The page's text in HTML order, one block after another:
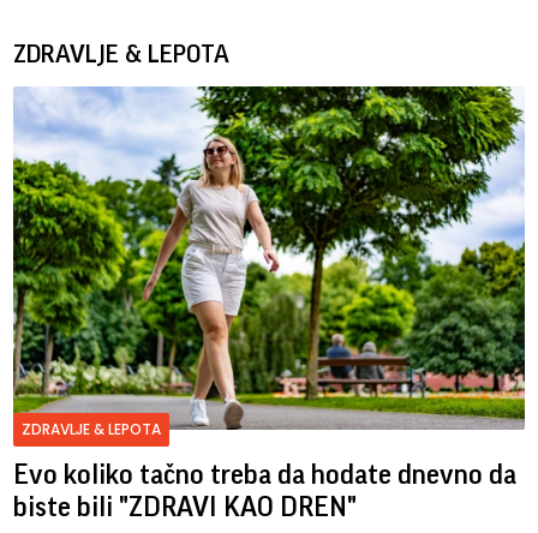
ZDRAVLJE & LEPOTA
ZDRAVLJE & LEPOTA
Evo koliko tačno treba da hodate dnevno da
biste bili "ZDRAVI KAO DREN"